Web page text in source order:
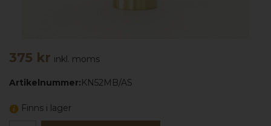
375 kr inkl. moms
Artikelnummer:KN52MB/AS
Finns i lager